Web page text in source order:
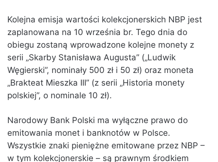
Kolejna emisja wartości kolekcjonerskich NBP jest
zaplanowana na 10 września br. Tego dnia do
obiegu zostaną wprowadzone kolejne monety z
serii „Skarby Stanisława Augusta” („Ludwik
Węgierski”, nominały 500 zł i 50 zł) oraz moneta
„Brakteat Mieszka III” (z serii „Historia monety
polskiej”, o nominale 10 zł).
Narodowy Bank Polski ma wyłączne prawo do
emitowania monet i banknotów w Polsce.
Wszystkie znaki pieniężne emitowane przez NBP –
w tym kolekcjonerskie – są prawnym środkiem